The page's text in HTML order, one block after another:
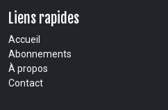
Liens rapides
Accueil
Abonnements
À propos
Contact